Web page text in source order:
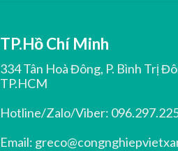
TP.Hồ Chí Minh
334 Tân Hoà Đông, P. Bình Trị
TP.HCM
Hotline/Zalo/Viber:
Email: